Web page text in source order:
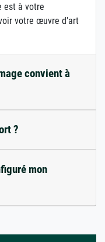
est à votre
votre œuvre d'art
convient à
?
mon